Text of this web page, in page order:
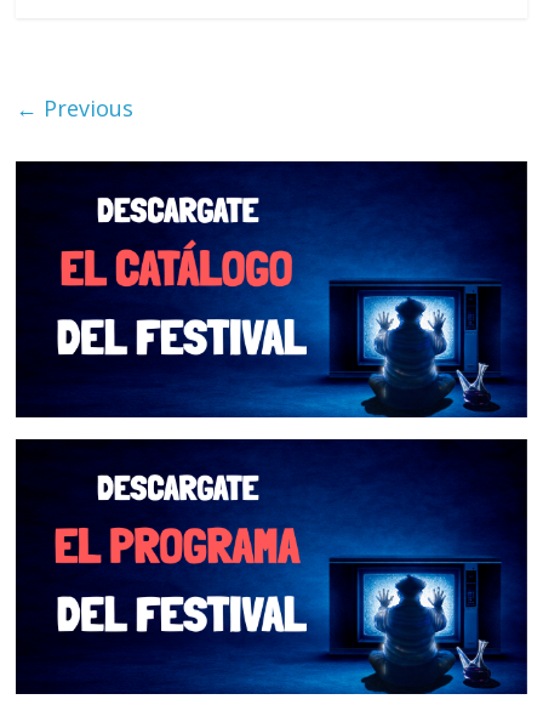
← Previous